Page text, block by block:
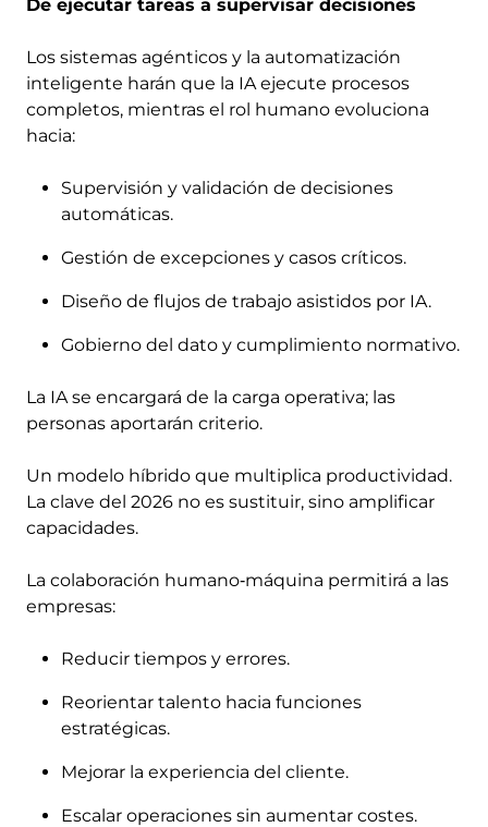
De ejecutar tareas a supervisar decisiones
Los sistemas agénticos y la automatización
inteligente harán que la IA ejecute procesos
completos, mientras el rol humano evoluciona
hacia:
Supervisión y validación de decisiones
automáticas.
Gestión de excepciones y casos críticos.
Diseño de flujos de trabajo asistidos por IA.
Gobierno del dato y cumplimiento normativo.
La IA se encargará de la carga operativa; las
personas aportarán criterio.
Un modelo híbrido que multiplica productividad.
La clave del 2026 no es sustituir, sino amplificar
capacidades.
La colaboración humano‑máquina permitirá a las
empresas:
Reducir tiempos y errores.
Reorientar talento hacia funciones
estratégicas.
Mejorar la experiencia del cliente.
Escalar operaciones sin aumentar costes.